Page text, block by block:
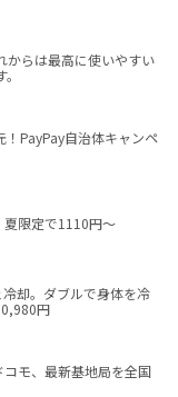
からは最高に使いやすい
！PayPay自治体キャンペ
夏限定で1110円～
却。ダブルで身体を冷
円
モ、最新基地局を全国